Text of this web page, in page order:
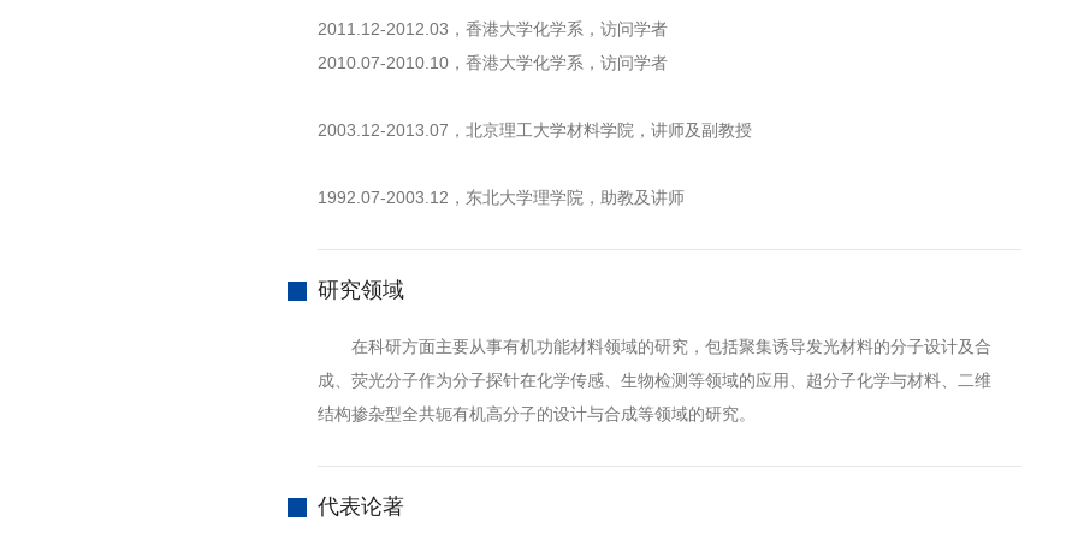
2011.12-2012.03，香港大学化学系，访问学者
2010.07-2010.10，香港大学化学系，访问学者
2003.12-2013.07，北京理工大学材料学院，讲师及副教授
1992.07-2003.12，东北大学理学院，助教及讲师
研究领域
在科研方面主要从事有机功能材料领域的研究，包括聚集诱导发光材料的分子设计及合
成、荧光分子作为分子探针在化学传感、生物检测等领域的应用、超分子化学与材料、二维
结构掺杂型全共轭有机高分子的设计与合成等领域的研究。
代表论著